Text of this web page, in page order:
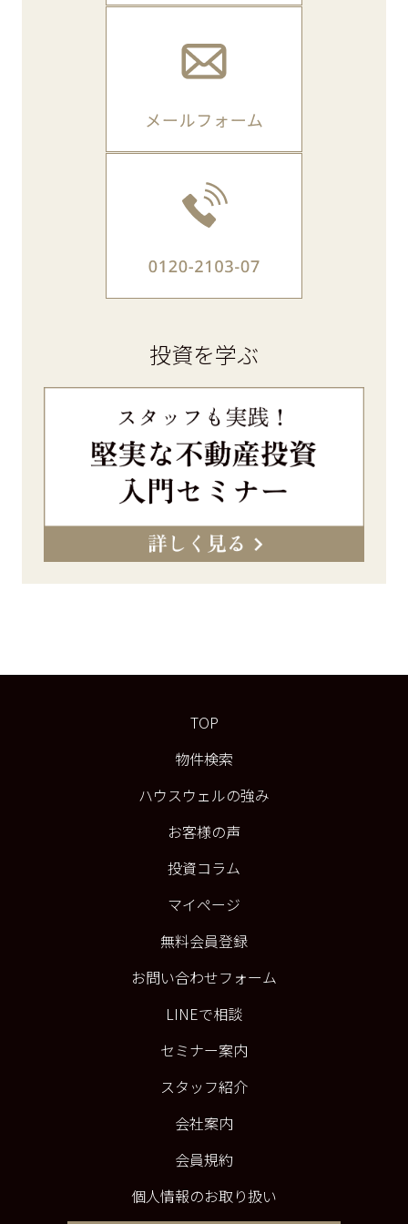
投資を学ぶ
TOP
物件検索
ハウスウェルの強み
お客様の声
投資コラム
マイページ
無料会員登録
お問い合わせフォーム
LINEで相談
セミナー案内
スタッフ紹介
会社案内
会員規約
個人情報のお取り扱い